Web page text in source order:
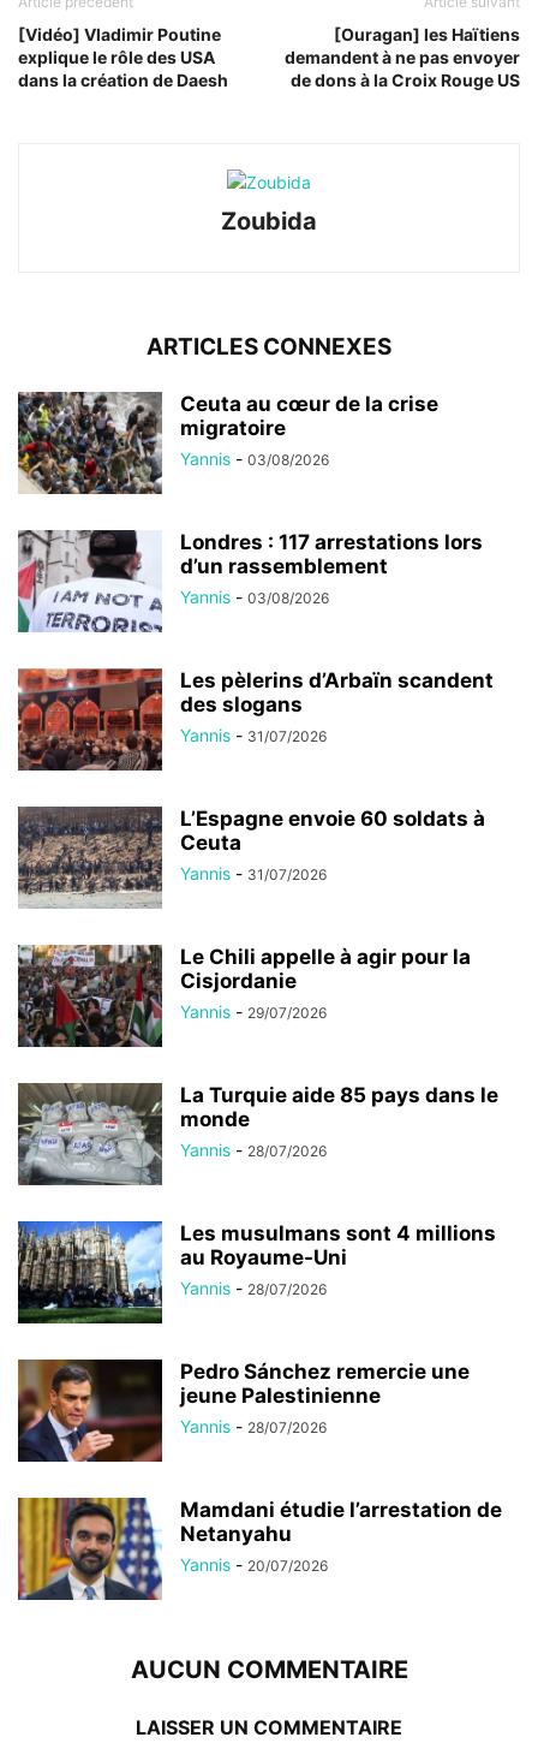
[Vidéo] Vladimir Poutine
explique le rôle des USA
dans la création de Daesh
[Ouragan] les Haïtiens
demandent à ne pas envoyer
de dons à la Croix Rouge US
Zoubida
ARTICLES CONNEXES
Ceuta au cœur de la crise
migratoire
Yannis - 03/08/2026
Londres : 117 arrestations lors
d’un rassemblement
Yannis - 03/08/2026
Les pèlerins d’Arbaïn scandent
des slogans
Yannis - 31/07/2026
L’Espagne envoie 60 soldats à
Ceuta
Yannis - 31/07/2026
Le Chili appelle à agir pour la
Cisjordanie
Yannis - 29/07/2026
La Turquie aide 85 pays dans le
monde
Yannis - 28/07/2026
Les musulmans sont 4 millions
au Royaume-Uni
Yannis - 28/07/2026
Pedro Sánchez remercie une
jeune Palestinienne
Yannis - 28/07/2026
Mamdani étudie l’arrestation de
Netanyahu
Yannis - 20/07/2026
AUCUN COMMENTAIRE
LAISSER UN COMMENTAIRE